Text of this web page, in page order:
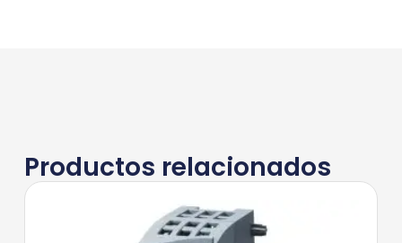
Productos relacionados